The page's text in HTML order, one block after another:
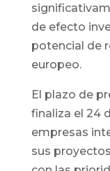
de efecto
potencial de
europeo.
El plazo de
finaliza el 24
empresas
sus